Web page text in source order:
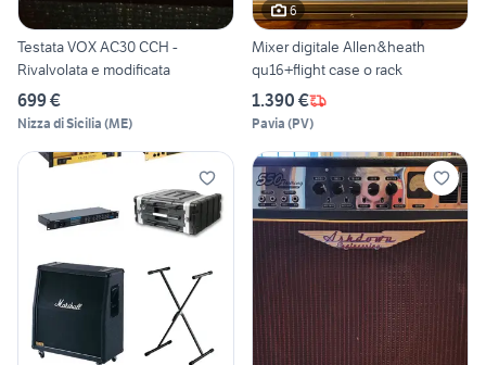
Testata VOX AC30 CCH -
Rivalvolata e modificata
699 €
Nizza di Sicilia (ME)
6
Mixer digitale Allen&heath
qu16+flight case o rack
1.390 €
Pavia (PV)